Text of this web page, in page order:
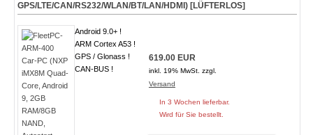
GPS/LTE/CAN/RS232/WLAN/BT/LAN/HDMI) [LÜFTERLOS]
Android 9.0+ !
ARM Cortex A53 !
GPS / Glonass !
CAN-BUS !
619.00 EUR
inkl. 19% MwSt. zzgl.
Versand
In 3 Wochen lieferbar.
Wird für Sie bestellt.